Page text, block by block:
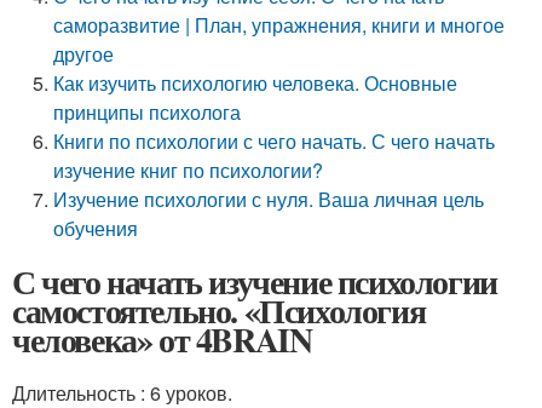
саморазвитие | План, упражнения, книги и многое
другое
Как изучить психологию человека. Основные
принципы психолога
Книги по психологии с чего начать. С чего начать
изучение книг по психологии?
Изучение психологии с нуля. Ваша личная цель
обучения
С чего начать изучение психологии
самостоятельно. «Психология
человека» от 4BRAIN
Длительность : 6 уроков.